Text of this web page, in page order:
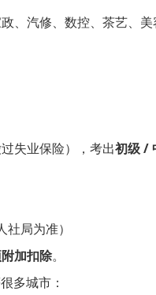
、汽修、数控、茶艺、美
失业保险），考出初级 /
局为准）
加扣除。
多城市：